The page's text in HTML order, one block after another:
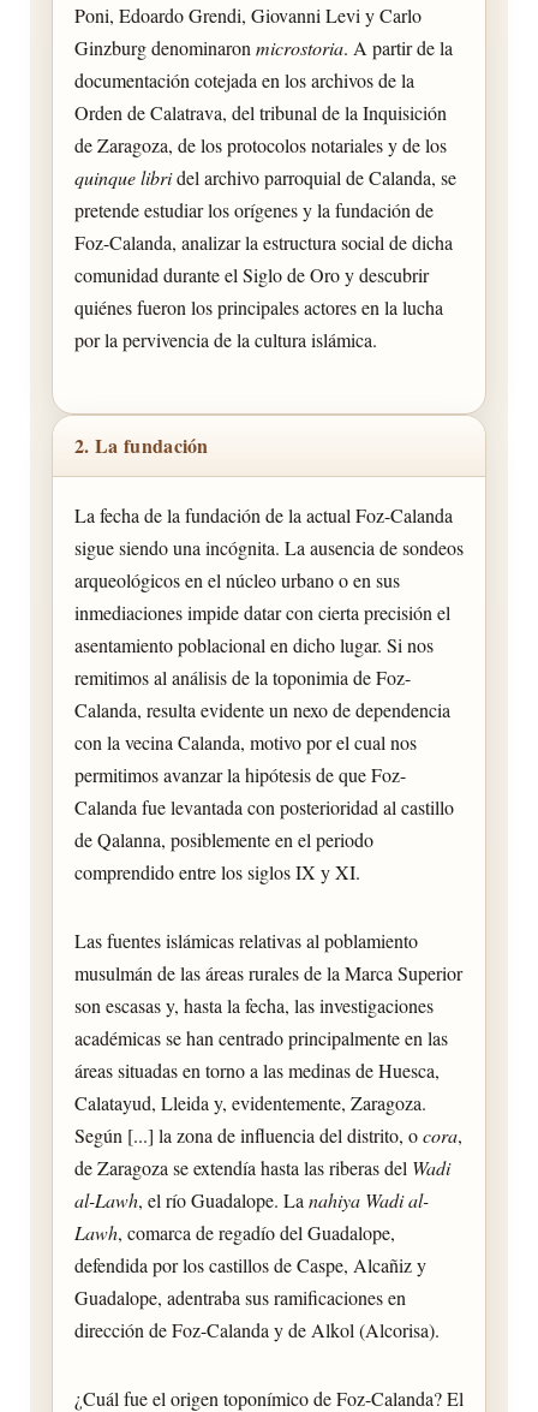
Poni, Edoardo Grendi, Giovanni Levi y Carlo
Ginzburg denominaronmicrostoria. A partir de la
documentación cotejada en los archivos de la
Orden de Calatrava, del tribunal de la Inquisición
de Zaragoza, de los protocolos notariales y de los
quinque libridel archivo parroquial de Calanda, se
pretende estudiar los orígenes y la fundación de
Foz-Calanda, analizar la estructura social de dicha
comunidad durante el Siglo de Oro y descubrir
quiénes fueron los principales actores en la lucha
por la pervivencia de la cultura islámica.
2. La fundación
La fecha de la fundación de la actual Foz-Calanda
sigue siendo una incógnita. La ausencia de sondeos
arqueológicos en el núcleo urbano o en sus
inmediaciones impide datar con cierta precisión el
asentamiento poblacional en dicho lugar. Si nos
remitimos al análisis de la toponimia de Foz-
Calanda, resulta evidente un nexo de dependencia
con la vecina Calanda, motivo por el cual nos
permitimos avanzar la hipótesis de que Foz-
Calanda fue levantada con posterioridad al castillo
de Qalanna, posiblemente en el periodo
comprendido entre los siglos IX y XI.
Las fuentes islámicas relativas al poblamiento
musulmán de las áreas rurales de la Marca Superior
son escasas y, hasta la fecha, las investigaciones
académicas se han centrado principalmente en las
áreas situadas en torno a las medinas de Huesca,
Calatayud, Lleida y, evidentemente, Zaragoza.
Según [...] la zona de influencia del distrito, ocora,
de Zaragoza se extendía hasta las riberas del Wadi
al-Lawh, el río Guadalope. Lanahiya Wadi al-
Lawh, comarca de regadío del Guadalope,
defendida por los castillos de Caspe, Alcañiz y
Guadalope, adentraba sus ramificaciones en
dirección de Foz-Calanda y de Alkol (Alcorisa).
¿Cuál fue el origen toponímico de Foz-Calanda? El